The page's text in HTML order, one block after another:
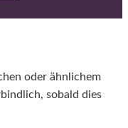
oder ähnlichem
sobald dies